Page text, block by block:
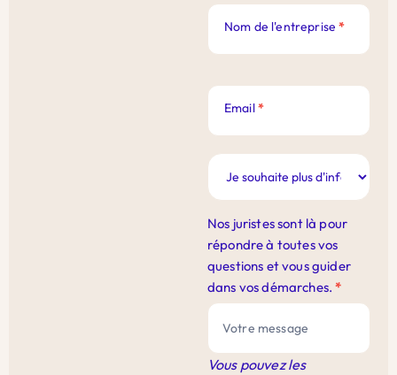
Nom de l'entreprise*
Email*
Nos juristes sont là pour
répondre à toutes vos
questions et vous guider
dans vos démarches.*
Vous pouvez les